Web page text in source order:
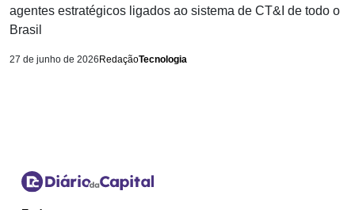
agentes estratégicos ligados ao sistema de CT&I de todo o
Brasil
27 de junho de 2026 RedaçãoTecnologia